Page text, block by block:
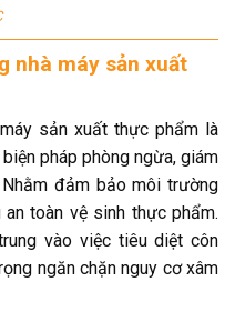
nhà máy sản xuất
sản xuất thực phẩm là
pháp phòng ngừa, giám
đảm bảo môi trường
toàn vệ sinh thực phẩm.
vào việc tiêu diệt côn
ngăn chặn nguy cơ xâm